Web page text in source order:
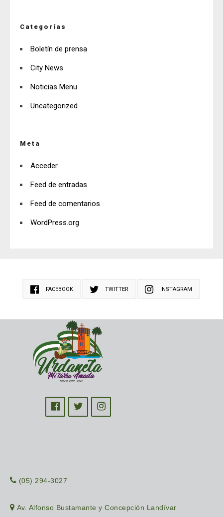
Categorías
Boletín de prensa
City News
Noticias Menu
Uncategorized
Meta
Acceder
Feed de entradas
Feed de comentarios
WordPress.org
FACEBOOK TWITTER INSTAGRAM
(05) 294-3027
Av. Alfonso Bustamante y Concepción Landívar